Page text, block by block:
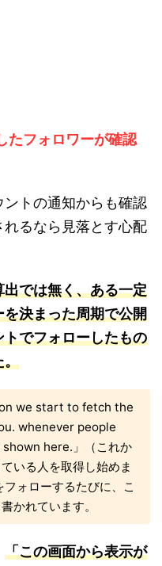
たフォロワーが確認
トの通知からも確認
るなら見落とす心配
では無く、ある一定
決まった周期で公開
でフォローしたもの
。
we start to fetch the
whenever people
here.」（これか
いる人を取得し始めま
ォローするたびに、こ
かれています。
「この画面から表示が